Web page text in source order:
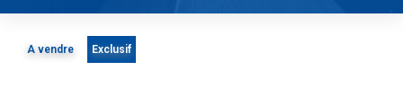
Estimation
A vendre Exclusif